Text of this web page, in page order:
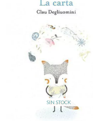
SIN STOCK